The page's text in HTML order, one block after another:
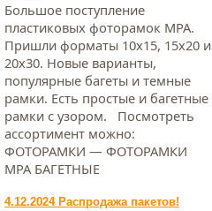
Большое поступление
пластиковых фоторамок МРА.
Пришли форматы 10х15, 15х20 и
20х30. Новые варианты,
популярные багеты и темные
рамки. Есть простые и багетные
рамки с узором. Посмотреть
ассортимент можно:
ФОТОРАМКИ — ФОТОРАМКИ
МРА БАГЕТНЫЕ
4.12.2024 Распродажа пакетов!